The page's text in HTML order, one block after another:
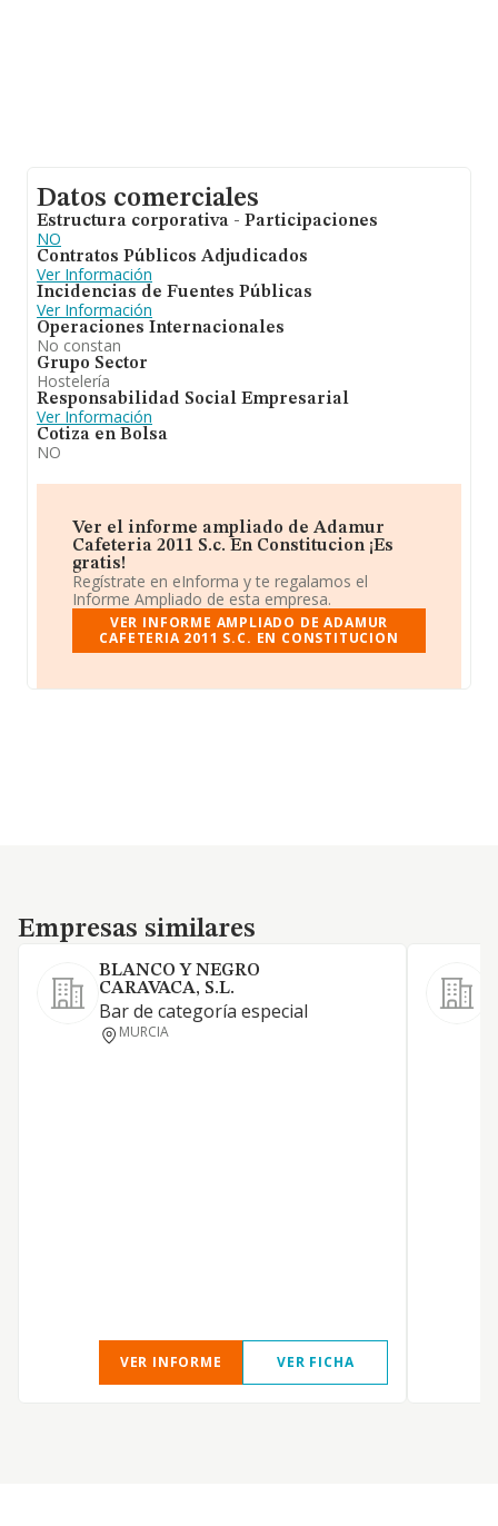
Datos comerciales
Estructura corporativa - Participaciones
NO
Contratos Públicos Adjudicados
Ver Información
Incidencias de Fuentes Públicas
Ver Información
Operaciones Internacionales
No constan
Grupo Sector
Hostelería
Responsabilidad Social Empresarial
Ver Información
Cotiza en Bolsa
NO
Ver el informe ampliado de Adamur
Cafeteria 2011 S.c. En Constitucion ¡Es
gratis!
Regístrate en eInforma y te regalamos el
Informe Ampliado de esta empresa.
VER INFORME AMPLIADO DE ADAMUR
CAFETERIA 2011 S.C. EN CONSTITUCION
Empresas similares
Empresas similares
BLANCO Y NEGRO
CARAVACA, S.L.
Bar de categoría especial
MURCIA
VER INFORME VER FICHA